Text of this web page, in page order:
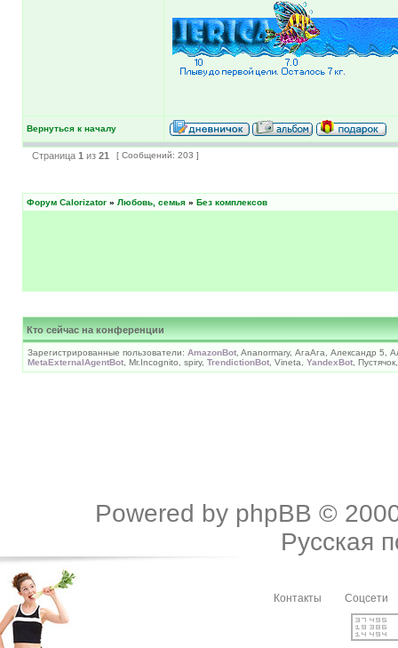
Вернуться к началу
Страница 1 из 21 [ Сообщений: 203 ]
Форум Calorizator » Любовь, семья » Без комплексов
Кто сейчас на конференции
Зарегистрированные пользователи: AmazonBot , Ananormary, АгаАга, Александр 5,
MetaExternalAgentBot , Mr.Incognito, spiry, TrendictionBot , Vineta, YandexBot ,
Powered by phpBB ©
Русская
Контакты Соцсети